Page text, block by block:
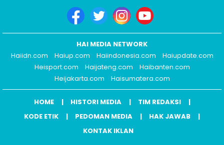
HAI MEDIA NETWORK
Haiidn.com
Haiup.com Haiindonesia.com
Haiupdate.com
Heisport.com
Haijateng.com
Haibanten.com
Heijakarta.com
Haisumatera.com
HOME HISTORI MEDIA
TIM REDAKSI
KODE ETIK
PEDOMAN MEDIA
HAK JAWAB
KONTAK IKLAN